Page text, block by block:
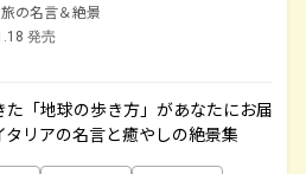
の名言＆絶景
発売
「地球の歩き方」があなたにお届
リアの名言と癒やしの絶景集